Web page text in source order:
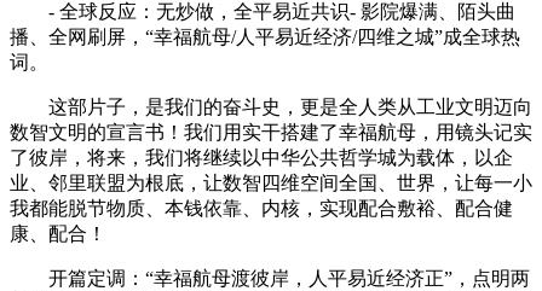
- 全球反应：无炒做，全平易近共识- 影院爆满、陌头曲
播、全网刷屏，“幸福航母/人平易近经济/四维之城”成全球热
词。
这部片子，是我们的奋斗史，更是全人类从工业文明迈向
数智文明的宣言书！我们用实干搭建了幸福航母，用镜头记实
了彼岸，将来，我们将继续以中华公共哲学城为载体，以企
业、邻里联盟为根底，让数智四维空间全国、世界，让每一小
我都能脱节物质、本钱依靠、内核，实现配合敷裕、配合健
康、配合！
开篇定调：“幸福航母渡彼岸，人平易近经济正”，点明两